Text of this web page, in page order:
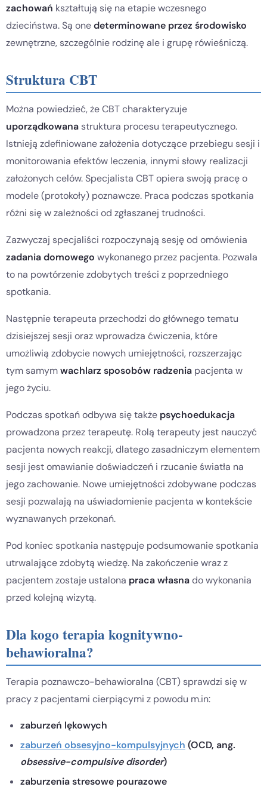
zachowań kształtują się na etapie wczesnego
dzieciństwa. Są onedeterminowane przez środowisko
zewnętrzne, szczególnie rodzinę ale i grupę rówieśniczą.
Struktura CBT
Można powiedzieć, że CBT charakteryzuje
uporządkowana struktura procesu terapeutycznego.
Istnieją zdefiniowane założenia dotyczące przebiegu sesji i
monitorowania efektów leczenia, innymi słowy realizacji
założonych celów. Specjalista CBT opiera swoją pracę o
modele (protokoły) poznawcze. Praca podczas spotkania
różni się w zależności od zgłaszanej trudności.
Zazwyczaj specjaliści rozpoczynają sesję od omówienia
zadania domowego wykonanego przez pacjenta. Pozwala
to na powtórzenie zdobytych treści z poprzedniego
spotkania.
Następnie terapeuta przechodzi do głównego tematu
dzisiejszej sesji oraz wprowadza ćwiczenia, które
umożliwią zdobycie nowych umiejętności, rozszerzając
tym samymwachlarz sposobów radzenia pacjenta w
jego życiu.
Podczas spotkań odbywa się także psychoedukacja
prowadzona przez terapeutę. Rolą terapeuty jest nauczyć
pacjenta nowych reakcji, dlatego zasadniczym elementem
sesji jest omawianie doświadczeń i rzucanie światła na
jego zachowanie. Nowe umiejętności zdobywane podczas
sesji pozwalają na uświadomienie pacjenta w kontekście
wyznawanych przekonań.
Pod koniec spotkania następuje podsumowanie spotkania
utrwalające zdobytą wiedzę. Na zakończenie wraz z
pacjentem zostaje ustalona praca własnado wykonania
przed kolejną wizytą.
Dla kogo terapia kognitywno-
behawioralna?
Terapia poznawczo-behawioralna (CBT) sprawdzi się w
pracy z pacjentami cierpiącymi z powodu m.in:
zaburzeń lękowych
zaburzeń obsesyjno-kompulsyjnych (OCD, ang.
obsessive-compulsive disorder)
zaburzenia stresowe pourazowe